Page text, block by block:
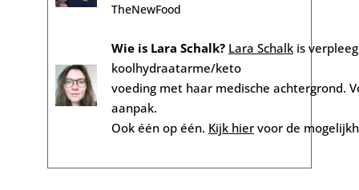
TheNewFood
Wie is Lara Schalk? Lara Schalkis
koolhydraatarme/keto
voeding met haar medische achtergrond.
aanpak.
Ook één op één. Kijk hiervoor de